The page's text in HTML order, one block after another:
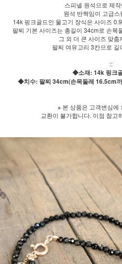
스피넬 원석으로 제
원석 반짝임이 고급
14k 핑크골드인 물고기 장식은 사이즈
팔찌 기본 사이즈는 총길이 34cm로 손목
그 외 더 큰 사이즈 맞
팔찌 여유고리 3칸으로 길
::
◆소재: 14k 핑크
◆치수: 팔찌 34cm(손목둘레 16.5cm
※ 본 상품은 고객변심에
교환이 불가합니다. 이점 참고